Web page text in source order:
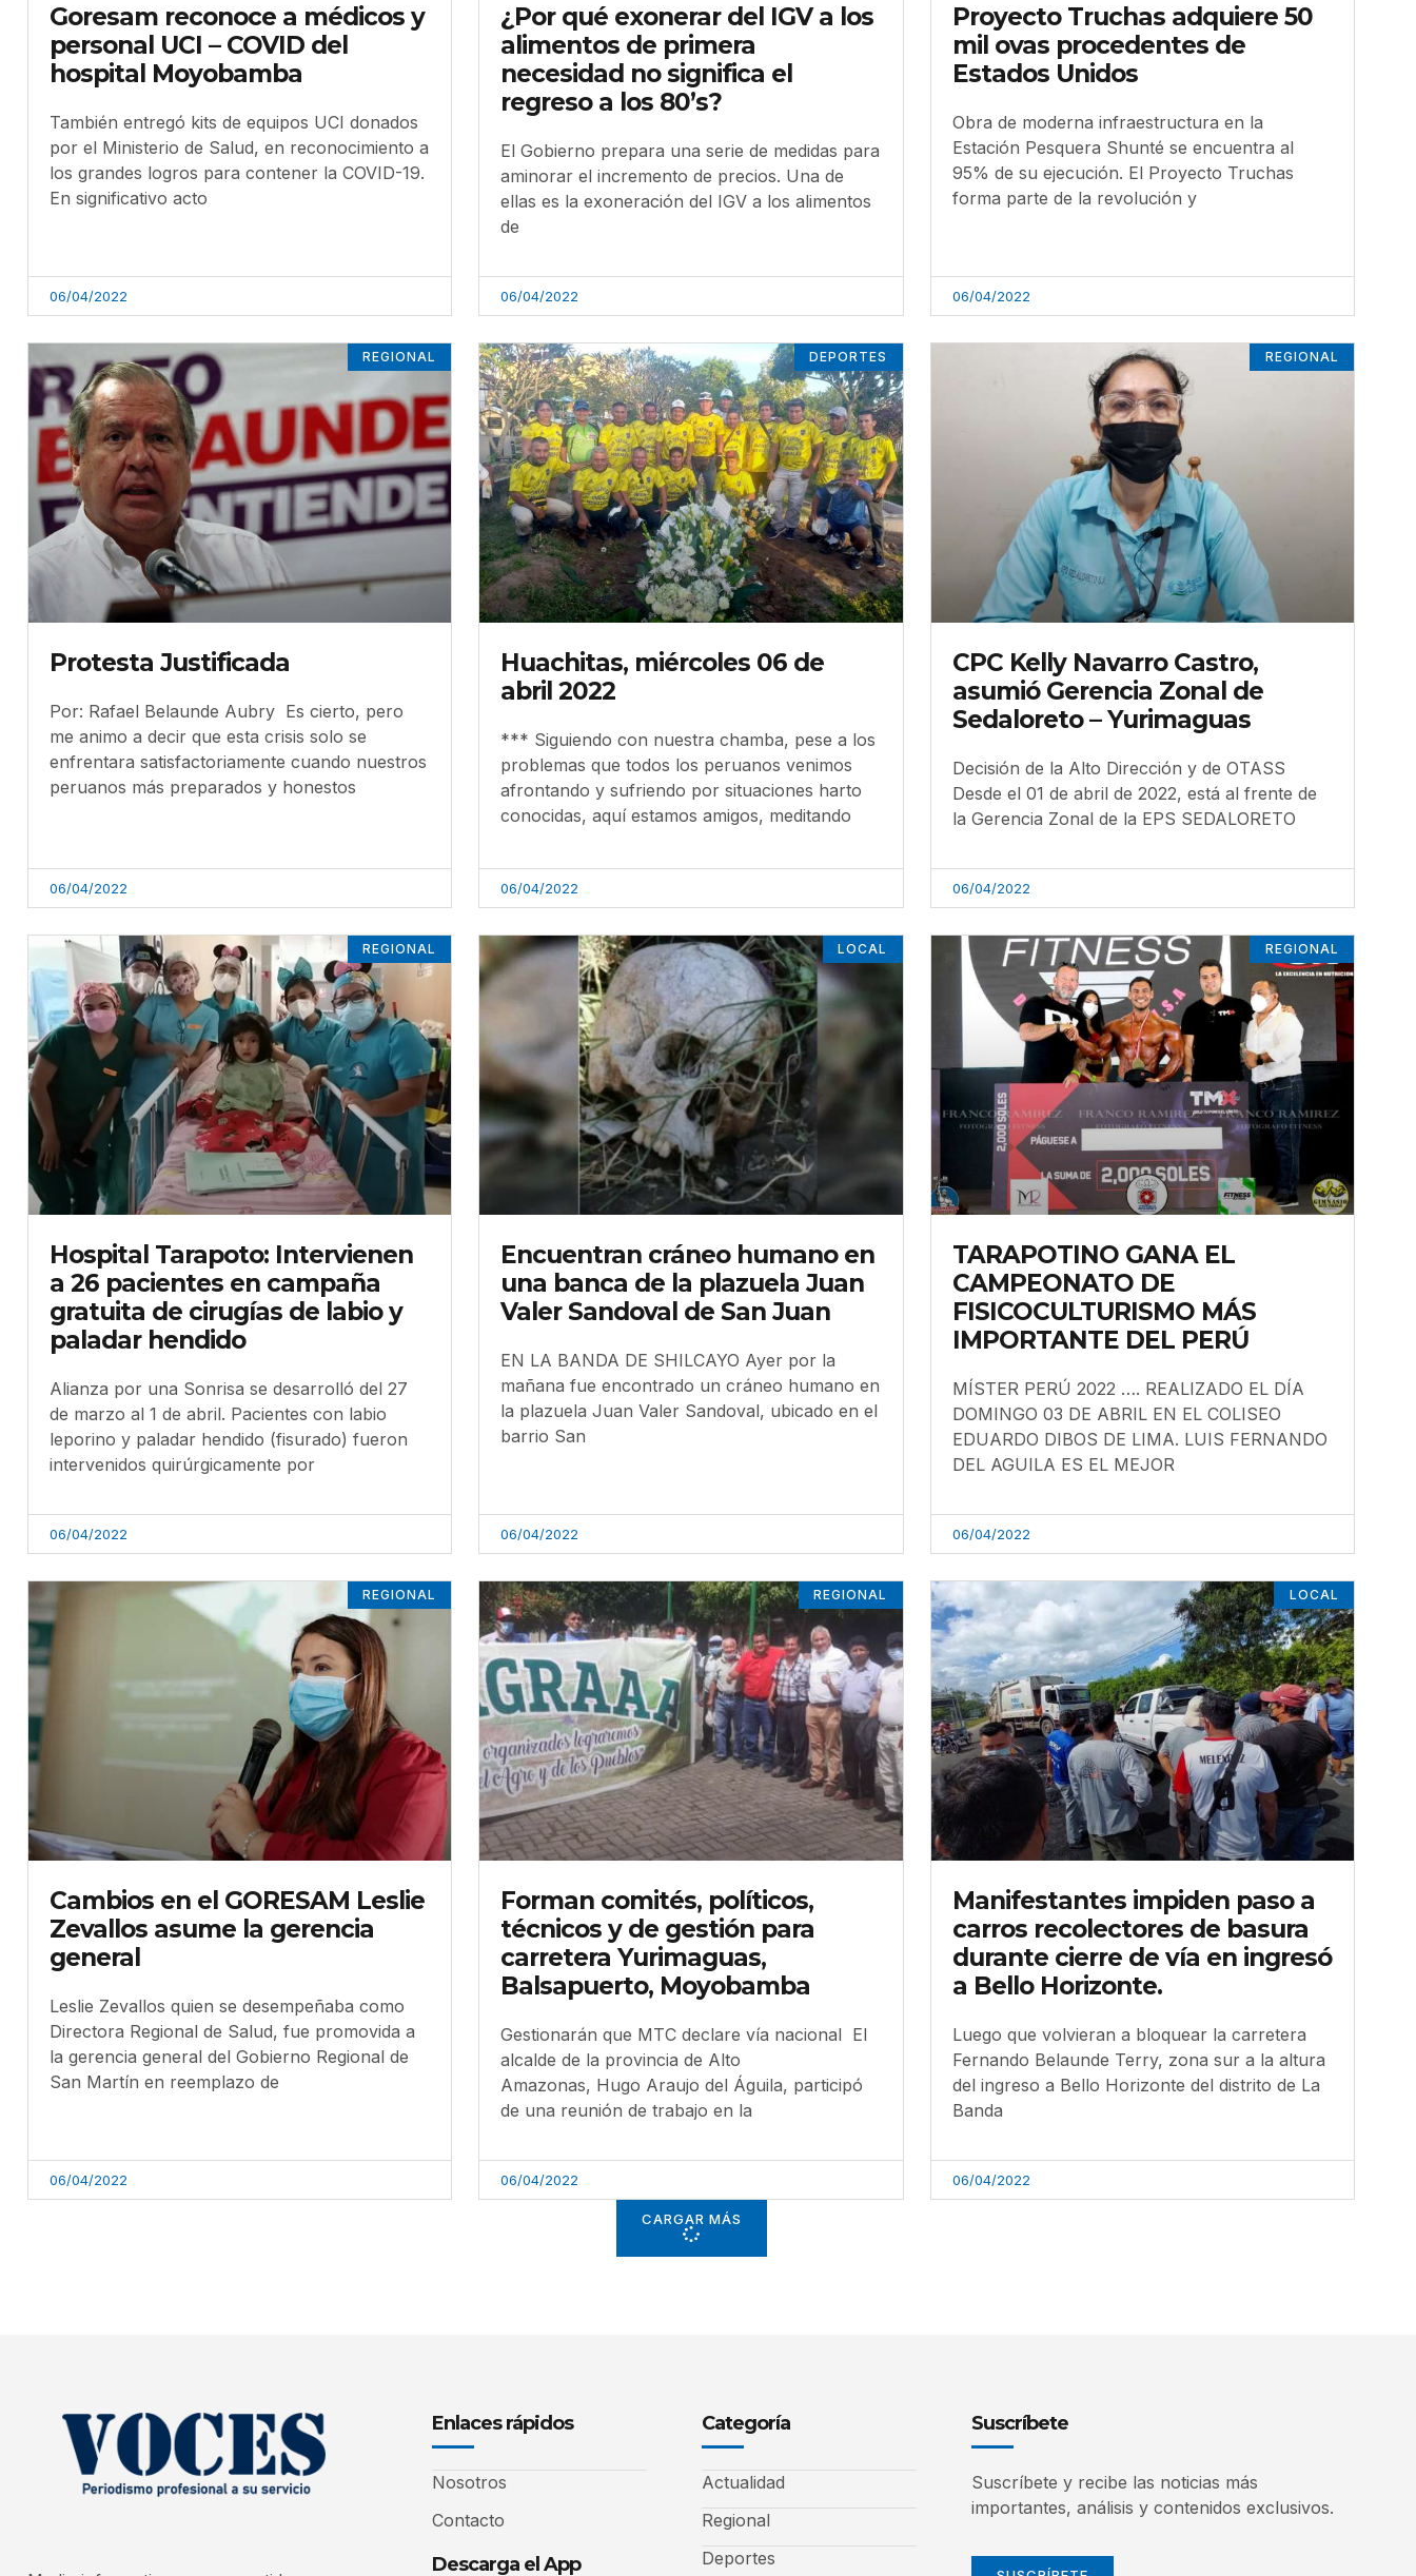
Goresam reconoce a médicos y
personal UCI – COVID del
hospital Moyobamba
También entregó kits de equipos UCI donados
por el Ministerio de Salud, en reconocimiento a
los grandes logros para contener la COVID-19.
En significativo acto
06/04/2022
¿Por qué exonerar del IGV a los
alimentos de primera
necesidad no significa el
regreso a los 80’s?
El Gobierno prepara una serie de medidas para
aminorar el incremento de precios. Una de
ellas es la exoneración del IGV a los alimentos
de
06/04/2022
Proyecto Truchas adquiere 50
mil ovas procedentes de
Estados Unidos
Obra de moderna infraestructura en la
Estación Pesquera Shunté se encuentra al
95% de su ejecución. El Proyecto Truchas
forma parte de la revolución y
06/04/2022
REGIONAL
Protesta Justificada
Por: Rafael Belaunde Aubry Es cierto, pero
me animo a decir que esta crisis solo se
enfrentara satisfactoriamente cuando nuestros
peruanos más preparados y honestos
06/04/2022
DEPORTES
Huachitas, miércoles 06 de
abril 2022
*** Siguiendo con nuestra chamba, pese a los
problemas que todos los peruanos venimos
afrontando y sufriendo por situaciones harto
conocidas, aquí estamos amigos, meditando
06/04/2022
REGIONAL
CPC Kelly Navarro Castro,
asumió Gerencia Zonal de
Sedaloreto – Yurimaguas
Decisión de la Alto Dirección y de OTASS
Desde el 01 de abril de 2022, está al frente de
la Gerencia Zonal de la EPS SEDALORETO
06/04/2022
REGIONAL
Hospital Tarapoto: Intervienen
a 26 pacientes en campaña
gratuita de cirugías de labio y
paladar hendido
Alianza por una Sonrisa se desarrolló del 27
de marzo al 1 de abril. Pacientes con labio
leporino y paladar hendido (fisurado) fueron
intervenidos quirúrgicamente por
06/04/2022
LOCAL
Encuentran cráneo humano en
una banca de la plazuela Juan
Valer Sandoval de San Juan
EN LA BANDA DE SHILCAYO Ayer por la
mañana fue encontrado un cráneo humano en
la plazuela Juan Valer Sandoval, ubicado en el
barrio San
06/04/2022
REGIONAL
TARAPOTINO GANA EL
CAMPEONATO DE
FISICOCULTURISMO MÁS
IMPORTANTE DEL PERÚ
MÍSTER PERÚ 2022 …. REALIZADO EL DÍA
DOMINGO 03 DE ABRIL EN EL COLISEO
EDUARDO DIBOS DE LIMA. LUIS FERNANDO
DEL AGUILA ES EL MEJOR
06/04/2022
REGIONAL
Cambios en el GORESAM Leslie
Zevallos asume la gerencia
general
Leslie Zevallos quien se desempeñaba como
Directora Regional de Salud, fue promovida a
la gerencia general del Gobierno Regional de
San Martín en reemplazo de
06/04/2022
REGIONAL
Forman comités, políticos,
técnicos y de gestión para
carretera Yurimaguas,
Balsapuerto, Moyobamba
Gestionarán que MTC declare vía nacional El
alcalde de la provincia de Alto
Amazonas, Hugo Araujo del Águila, participó
de una reunión de trabajo en la
06/04/2022
LOCAL
Manifestantes impiden paso a
carros recolectores de basura
durante cierre de vía en ingresó
a Bello Horizonte.
Luego que volvieran a bloquear la carretera
Fernando Belaunde Terry, zona sur a la altura
del ingreso a Bello Horizonte del distrito de La
Banda
06/04/2022
CARGAR MÁS
Enlaces rápidos
Nosotros
Contacto
Descarga el App
Categoría
Actualidad
Regional
Deportes
Suscríbete
Suscríbete y recibe las noticias más
importantes, análisis y contenidos exclusivos.